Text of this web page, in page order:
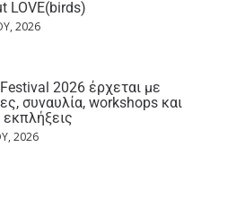
LOVE(birds)
2026
2026 έρχεται με
συναυλία, workshops και
2026